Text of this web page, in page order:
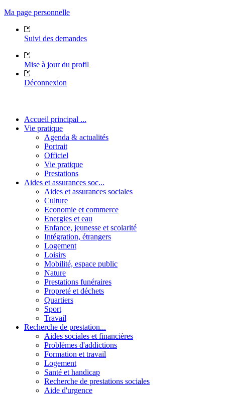
Ma page personnelle
Suivi des demandes
Mise à jour du profil
Déconnexion
Accueil principal ...
Vie pratique
Agenda & actualités
Portrait
Officiel
Vie pratique
Prestations
Aides et assurances soc...
Aides et assurances sociales
Culture
Economie et commerce
Energies et eau
Enfance, jeunesse et scolarité
Intégration, étrangers
Logement
Loisirs
Mobilité, espace public
Nature
Prestations funéraires
Propreté et déchets
Quartiers
Sport
Travail
Recherche de prestation...
Aides sociales et financières
Problèmes d'addictions
Formation et travail
Logement
Santé et handicap
Recherche de prestations sociales
Aide d'urgence